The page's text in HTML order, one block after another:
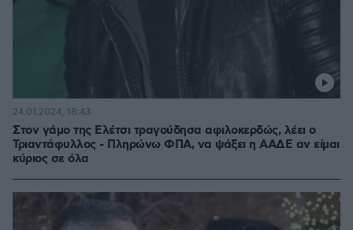
Στον γάμο της Ελέτσι τραγούδησα αφιλοκερδώς, λέει ο
Τριαντάφυλλος - Πληρώνω ΦΠΑ, να ψάξει η ΑΑΔΕ αν είμαι
κύριος σε όλα
24.01.2024, 18:43